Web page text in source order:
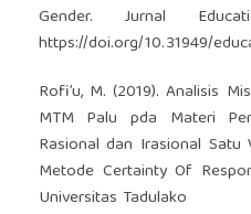
Gender. Jurnal
https://doi.org/10.31949/
Rofi’u, M. (2019). Analisis
MTM Palu pda Materi
Rasional dan Irasional Satu
Metode Certainty Of
Universitas Tadulako